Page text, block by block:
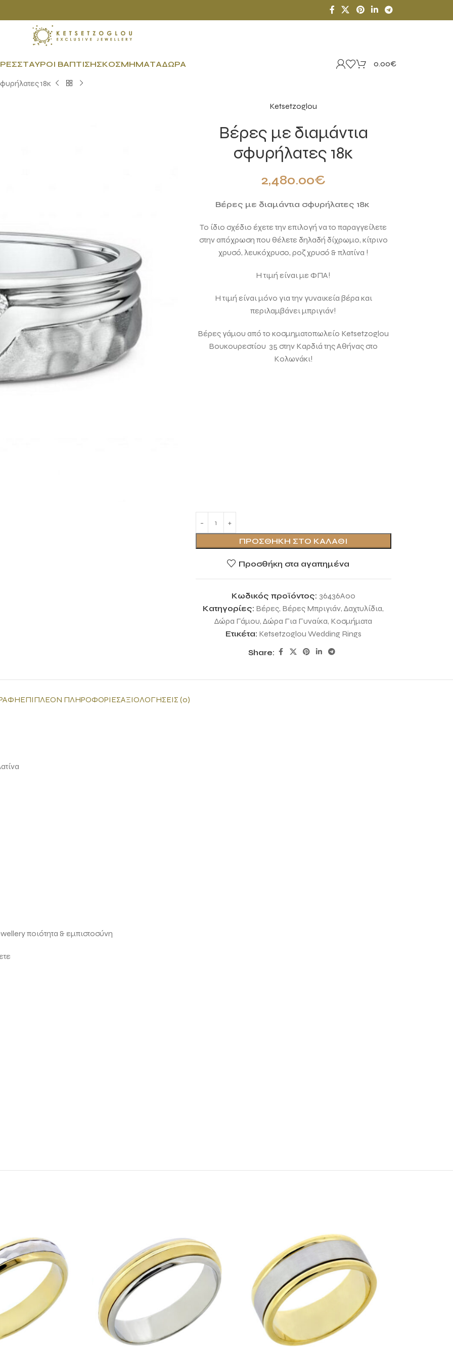
ΣΤΑΥΡΟΊ ΒΆΠΤΙΣΗΣΚΟΣΜΉΜΑΤΑΔΏΡΑ 0.00€
18κ
Ketsetzoglou
Βέρες με διαμάντια
σφυρήλατες 18κ
2,480.00€
Βέρες με διαμάντια σφυρήλατες 18κ
Το ίδιο σχέδιο έχετε την επιλογή να το παραγγείλετε
στην απόχρωση που θέλετε δηλαδή δίχρωμο, κίτρινο
χρυσό, λευκόχρυσο, ροζ χρυσό & πλατίνα !
Η τιμή είναι με ΦΠΑ!
Η τιμή είναι μόνο για την γυναικεία βέρα και
περιλαμβάνει μπριγιάν!
Βέρες γάμου από το κοσμηματοπωλείο Ketsetzoglou
Βουκουρεστίου 35 στην Καρδιά της Αθήνας στο
Κολωνάκι!
ΠΡΟΣΘΉΚΗ ΣΤΟ ΚΑΛΆΘΙ
Προσθήκη στα αγαπημένα
Κωδικός προϊόντος: 36436A00
Κατηγορίες: Βέρες, Βέρες Μπριγιάν, Δαχτυλίδια,
Δώρα Γάμου, Δώρα Για Γυναίκα, Κοσμήματα
Ετικέτα: Ketsetzoglou Wedding Rings
Share:
ΕΠΙΠΛΈΟΝ ΠΛΗΡΟΦΟΡΊΕΣΑΞΙΟΛΟΓΉΣΕΙΣ (0)
ποιότητα & εμπιστοσύνη